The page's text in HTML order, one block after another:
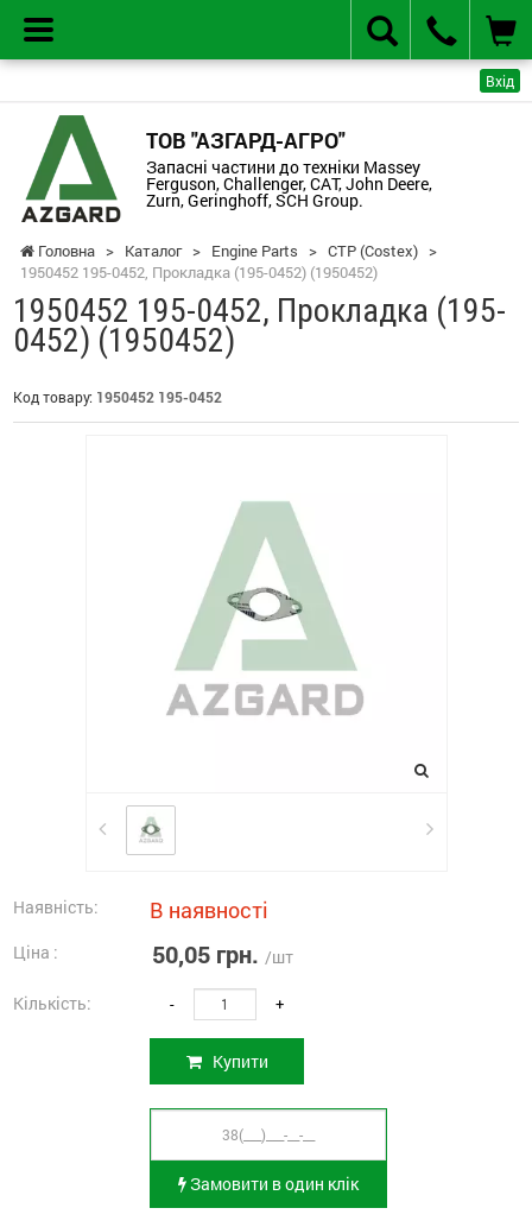
Вхід
ТОВ "АЗГАРД-АГРО"
Запасні частини до техніки Massey
Ferguson, Challenger, CAT, John Deere,
Zurn, Geringhoff, SCH Group.
Головна > Каталог > Engine Parts > CTP (Costex) >
1950452 195-0452, Прокладка (195-0452) (1950452)
1950452 195-0452, Прокладка (195-
0452) (1950452)
Код товару: 1950452 195-0452
Наявність: В наявності
Ціна : 50,05 грн. /шт
Кількість: - +
Купити
Замовити в один клік